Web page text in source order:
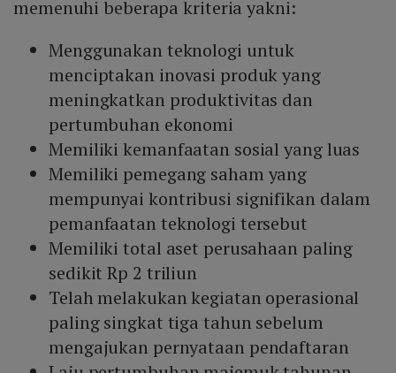
memenuhi beberapa kriteria yakni:
Menggunakan teknologi untuk
menciptakan inovasi produk yang
meningkatkan produktivitas dan
pertumbuhan ekonomi
Memiliki kemanfaatan sosial yang luas
Memiliki pemegang saham yang
mempunyai kontribusi signifikan dalam
pemanfaatan teknologi tersebut
Memiliki total aset perusahaan paling
sedikit Rp 2 triliun
Telah melakukan kegiatan operasional
paling singkat tiga tahun sebelum
mengajukan pernyataan pendaftaran